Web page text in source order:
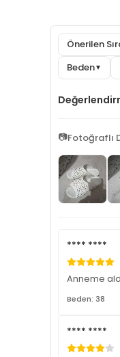
Önerilen
Beden▼
📷Fotoğraflı
**** ****
Anneme
Beden: 38
**** ****